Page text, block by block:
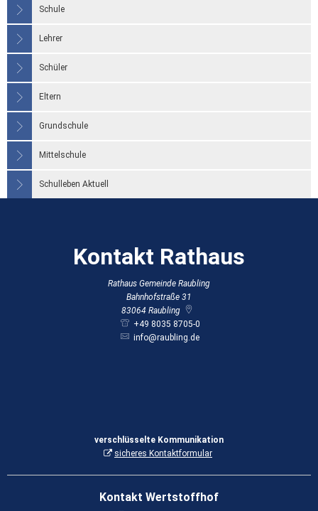
Schule
Lehrer
Schüler
Eltern
Grundschule
Mittelschule
Schulleben Aktuell
Kontakt Rathaus
Rathaus Gemeinde Raubling
Bahnhofstraße 31
83064 Raubling
+49 8035 8705-0
info@raubling.de
verschlüsselte Kommunikation
sicheres Kontaktformular
Kontakt Wertstoffhof